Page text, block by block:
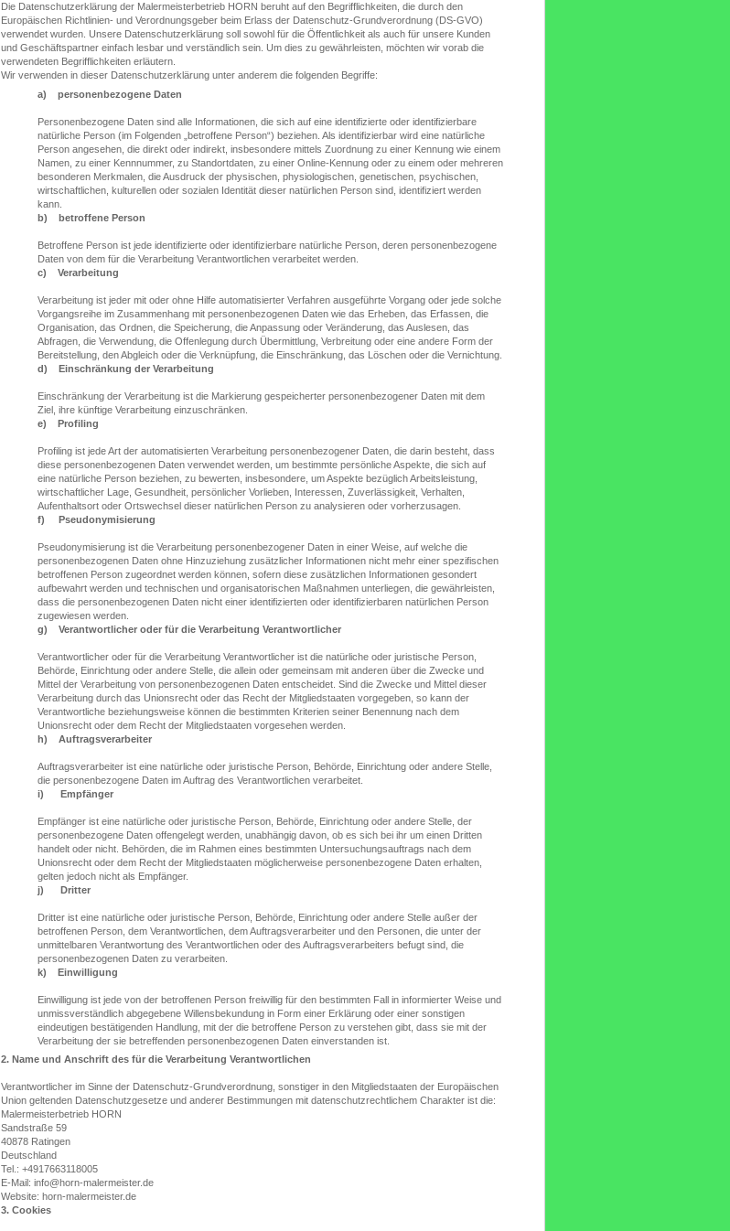
Die Datenschutzerklärung der Malermeisterbetrieb HORN beruht auf den Begrifflichkeiten, die durch den
Europäischen Richtlinien- und Verordnungsgeber beim Erlass der Datenschutz-Grundverordnung (DS-GVO)
verwendet wurden. Unsere Datenschutzerklärung soll sowohl für die Öffentlichkeit als auch für unsere Kunden
und Geschäftspartner einfach lesbar und verständlich sein. Um dies zu gewährleisten, möchten wir vorab die
verwendeten Begrifflichkeiten erläutern.
Wir verwenden in dieser Datenschutzerklärung unter anderem die folgenden Begriffe:
a) personenbezogene Daten
Personenbezogene Daten sind alle Informationen, die sich auf eine identifizierte oder identifizierbare
natürliche Person (im Folgenden „betroffene Person“) beziehen. Als identifizierbar wird eine natürliche
Person angesehen, die direkt oder indirekt, insbesondere mittels Zuordnung zu einer Kennung wie einem
Namen, zu einer Kennnummer, zu Standortdaten, zu einer Online-Kennung oder zu einem oder mehreren
besonderen Merkmalen, die Ausdruck der physischen, physiologischen, genetischen, psychischen,
wirtschaftlichen, kulturellen oder sozialen Identität dieser natürlichen Person sind, identifiziert werden
kann.
b) betroffene Person
Betroffene Person ist jede identifizierte oder identifizierbare natürliche Person, deren personenbezogene
Daten von dem für die Verarbeitung Verantwortlichen verarbeitet werden.
c) Verarbeitung
Verarbeitung ist jeder mit oder ohne Hilfe automatisierter Verfahren ausgeführte Vorgang oder jede solche
Vorgangsreihe im Zusammenhang mit personenbezogenen Daten wie das Erheben, das Erfassen, die
Organisation, das Ordnen, die Speicherung, die Anpassung oder Veränderung, das Auslesen, das
Abfragen, die Verwendung, die Offenlegung durch Übermittlung, Verbreitung oder eine andere Form der
Bereitstellung, den Abgleich oder die Verknüpfung, die Einschränkung, das Löschen oder die Vernichtung.
d) Einschränkung der Verarbeitung
Einschränkung der Verarbeitung ist die Markierung gespeicherter personenbezogener Daten mit dem
Ziel, ihre künftige Verarbeitung einzuschränken.
e) Profiling
Profiling ist jede Art der automatisierten Verarbeitung personenbezogener Daten, die darin besteht, dass
diese personenbezogenen Daten verwendet werden, um bestimmte persönliche Aspekte, die sich auf
eine natürliche Person beziehen, zu bewerten, insbesondere, um Aspekte bezüglich Arbeitsleistung,
wirtschaftlicher Lage, Gesundheit, persönlicher Vorlieben, Interessen, Zuverlässigkeit, Verhalten,
Aufenthaltsort oder Ortswechsel dieser natürlichen Person zu analysieren oder vorherzusagen.
f) Pseudonymisierung
Pseudonymisierung ist die Verarbeitung personenbezogener Daten in einer Weise, auf welche die
personenbezogenen Daten ohne Hinzuziehung zusätzlicher Informationen nicht mehr einer spezifischen
betroffenen Person zugeordnet werden können, sofern diese zusätzlichen Informationen gesondert
aufbewahrt werden und technischen und organisatorischen Maßnahmen unterliegen, die gewährleisten,
dass die personenbezogenen Daten nicht einer identifizierten oder identifizierbaren natürlichen Person
zugewiesen werden.
g) Verantwortlicher oder für die Verarbeitung Verantwortlicher
Verantwortlicher oder für die Verarbeitung Verantwortlicher ist die natürliche oder juristische Person,
Behörde, Einrichtung oder andere Stelle, die allein oder gemeinsam mit anderen über die Zwecke und
Mittel der Verarbeitung von personenbezogenen Daten entscheidet. Sind die Zwecke und Mittel dieser
Verarbeitung durch das Unionsrecht oder das Recht der Mitgliedstaaten vorgegeben, so kann der
Verantwortliche beziehungsweise können die bestimmten Kriterien seiner Benennung nach dem
Unionsrecht oder dem Recht der Mitgliedstaaten vorgesehen werden.
h) Auftragsverarbeiter
Auftragsverarbeiter ist eine natürliche oder juristische Person, Behörde, Einrichtung oder andere Stelle,
die personenbezogene Daten im Auftrag des Verantwortlichen verarbeitet.
i) Empfänger
Empfänger ist eine natürliche oder juristische Person, Behörde, Einrichtung oder andere Stelle, der
personenbezogene Daten offengelegt werden, unabhängig davon, ob es sich bei ihr um einen Dritten
handelt oder nicht. Behörden, die im Rahmen eines bestimmten Untersuchungsauftrags nach dem
Unionsrecht oder dem Recht der Mitgliedstaaten möglicherweise personenbezogene Daten erhalten,
gelten jedoch nicht als Empfänger.
j) Dritter
Dritter ist eine natürliche oder juristische Person, Behörde, Einrichtung oder andere Stelle außer der
betroffenen Person, dem Verantwortlichen, dem Auftragsverarbeiter und den Personen, die unter der
unmittelbaren Verantwortung des Verantwortlichen oder des Auftragsverarbeiters befugt sind, die
personenbezogenen Daten zu verarbeiten.
k) Einwilligung
Einwilligung ist jede von der betroffenen Person freiwillig für den bestimmten Fall in informierter Weise und
unmissverständlich abgegebene Willensbekundung in Form einer Erklärung oder einer sonstigen
eindeutigen bestätigenden Handlung, mit der die betroffene Person zu verstehen gibt, dass sie mit der
Verarbeitung der sie betreffenden personenbezogenen Daten einverstanden ist.
2. Name und Anschrift des für die Verarbeitung Verantwortlichen
Verantwortlicher im Sinne der Datenschutz-Grundverordnung, sonstiger in den Mitgliedstaaten der Europäischen
Union geltenden Datenschutzgesetze und anderer Bestimmungen mit datenschutzrechtlichem Charakter ist die:
Malermeisterbetrieb HORN
Sandstraße 59
40878 Ratingen
Deutschland
Tel.: +4917663118005
E-Mail: info@horn-malermeister.de
Website: horn-malermeister.de
3. Cookies